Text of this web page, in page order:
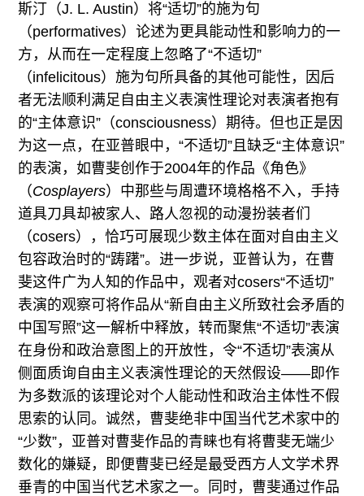
斯汀（J. L. Austin）将“适切”的施为句
（performatives）论述为更具能动性和影响力的一
方，从而在一定程度上忽略了“不适切”
（infelicitous）施为句所具备的其他可能性，因后
者无法顺利满足自由主义表演性理论对表演者抱有
的“主体意识”（consciousness）期待。但也正是因
为这一点，在亚普眼中，“不适切”且缺乏“主体意识”
的表演，如曹斐创作于2004年的作品《角色》
（Cosplayers）中那些与周遭环境格格不入，手持
道具刀具却被家人、路人忽视的动漫扮装者们
（cosers），恰巧可展现少数主体在面对自由主义
包容政治时的“踌躇”。进一步说，亚普认为，在曹
斐这件广为人知的作品中，观者对cosers“不适切”
表演的观察可将作品从“新自由主义所致社会矛盾的
中国写照”这一解析中释放，转而聚焦“不适切”表演
在身份和政治意图上的开放性，令“不适切”表演从
侧面质询自由主义表演性理论的天然假设——即作
为多数派的该理论对个人能动性和政治主体性不假
思索的认同。诚然，曹斐绝非中国当代艺术家中的
“少数”，亚普对曹斐作品的青睐也有将曹斐无端少
数化的嫌疑，即便曹斐已经是最受西方人文学术界
垂青的中国当代艺术家之一。同时，曹斐通过作品